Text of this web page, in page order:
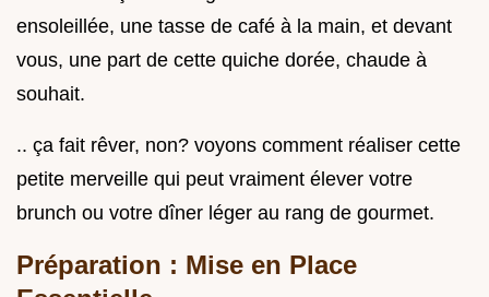
ensoleillée, une tasse de café à la main, et devant
vous, une part de cette quiche dorée, chaude à
souhait.
.. ça fait rêver, non? voyons comment réaliser cette
petite merveille qui peut vraiment élever votre
brunch ou votre dîner léger au rang de gourmet.
Préparation : Mise en Place